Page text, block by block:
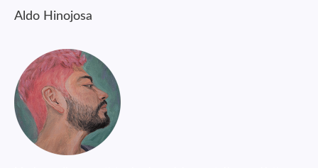
Aldo Hinojosa